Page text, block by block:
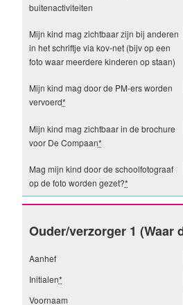
buitenactiviteiten
Mijn kind mag zichtbaar zijn bij anderen
in het schriftje via kov-net (bijv op een
foto waar meerdere kinderen op staan)
Mijn kind mag door de PM-ers worden
vervoerd*
Mijn kind mag zichtbaar in de brochure
voor De Compaan*
Mag mijn kind door de schoolfotograaf
op de foto worden gezet?*
Ouder/verzorger 1 (Waar
Aanhef
Initialen*
Voornaam